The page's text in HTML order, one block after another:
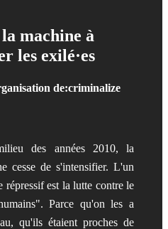
machine à
les exilé·es
de:criminalize
des années 2010, la
cesse de s'intensifier. L'un
répressif est la lutte contre le
Parce qu'on les a
qu'ils étaient proches de